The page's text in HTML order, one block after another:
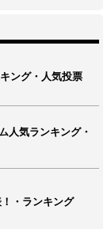
ング・人気投票
人気ランキング・
・ランキング